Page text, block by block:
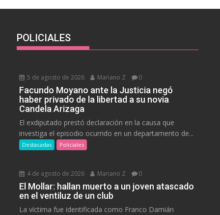
POLICIALES
5 de agosto de 2026 Mariano Z 0
Facundo Moyano ante la Justicia negó
haber privado de la libertad a su novia
Candela Arizaga
El exdiputado prestó declaración en la causa que
investiga el episodio ocurrido en un departamento de...
Destacadas Policiales
4 de agosto de 2026 Mariano Z 0
El Mollar: hallan muerto a un joven atascado
en el ventiluz de un club
La víctima fue identificada como Franco Damián